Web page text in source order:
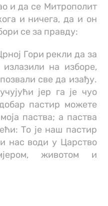
и да се Митрополит
и ничега, да и он
се за правду:
Гори рекли да за
на изборе,
све да изађу.
јер га је чуо
пастир можете
паства; а паства
То је наш пастир
нас води у Царство
животом и